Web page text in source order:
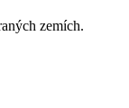
zemích.